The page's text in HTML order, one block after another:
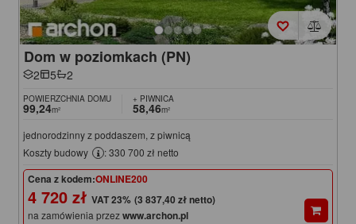
Dom w poziomkach (PN)
2 5 2
POWIERZCHNIA DOMU
99,24m²
+ PIWNICA
58,46m²
jednorodzinny z poddaszem, z piwnicą
Koszty budowy
: 330 700 zł netto
Cena z kodem:ONLINE200
4 720 zł (3 837,40 zł netto)
na zamówienia przezwww.archon.pl